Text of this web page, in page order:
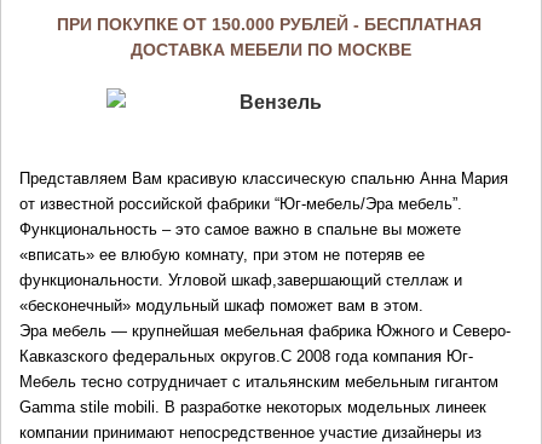
ПРИ ПОКУПКЕ ОТ 150.000 РУБЛЕЙ - БЕСПЛАТНАЯ
ДОСТАВКА МЕБЕЛИ ПО МОСКВЕ
Представляем Вам красивую классическую спальню Анна Мария
Функциональность – это самое важно в спальне вы можете
«вписать» ее влюбую комнату, при этом не потеряв ее
функциональности. Угловой шкаф,завершающий стеллаж и
«бесконечный» модульный шкаф поможет вам в этом.
Эра мебель — крупнейшая мебельная фабрика Южного и Северо-
Кавказского федеральных округов.С 2008 года компания Юг-
Мебель тесно сотрудничает с итальянским мебельным гигантом
Gamma stile mobili. В разработке некоторых модельных линеек
компании принимают непосредственное участие дизайнеры из